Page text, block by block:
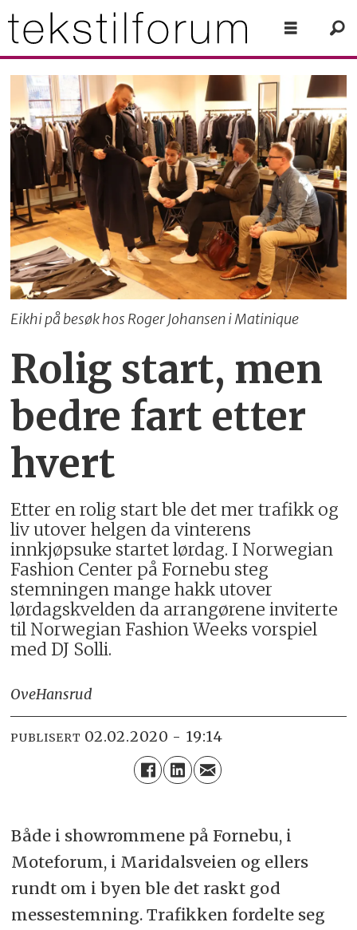
Eikhi på besøk hos Roger Johansen i Matinique
Rolig start, men
bedre fart etter
hvert
Etter en rolig start ble det mer trafikk og
liv utover helgen da vinterens
innkjøpsuke startet lørdag. I Norwegian
Fashion Center på Fornebu steg
stemningen mange hakk utover
lørdagskvelden da arrangørene inviterte
til Norwegian Fashion Weeks vorspiel
med DJ Solli.
OveHansrud
PUBLISERT 02.02.2020 - 19:14
Både i showrommene på Fornebu, i
Moteforum, i Maridalsveien og ellers
rundt om i byen ble det raskt god
messestemning. Trafikken fordelte seg